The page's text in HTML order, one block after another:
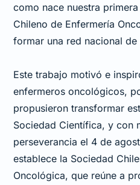
como nace nuestra
Chileno de Enfermería
formar una red nacional
Este trabajo motivó e
enfermeros oncológicos,
propusieron transformar
Sociedad Científica, y con
perseverancia el 4 de
establece la Sociedad
Oncológica, que reúne a